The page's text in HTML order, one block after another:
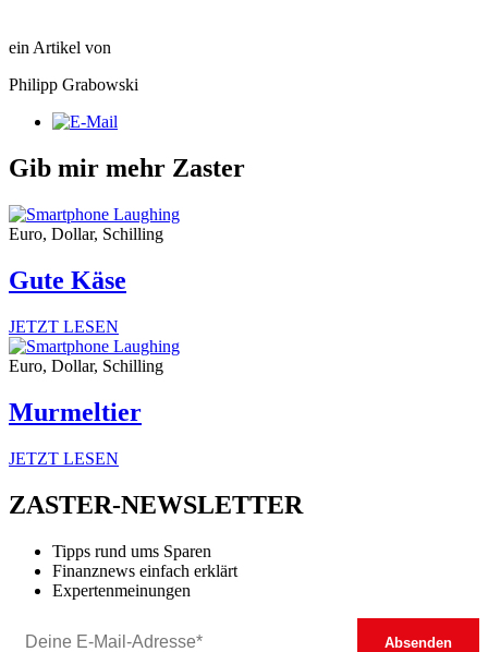
ein Artikel von
Philipp Grabowski
Gib mir mehr Zaster
Euro, Dollar, Schilling
Gute Käse
JETZT LESEN
Euro, Dollar, Schilling
Murmeltier
JETZT LESEN
ZASTER-NEWSLETTER
Tipps rund ums Sparen
Finanznews einfach erklärt
Expertenmeinungen